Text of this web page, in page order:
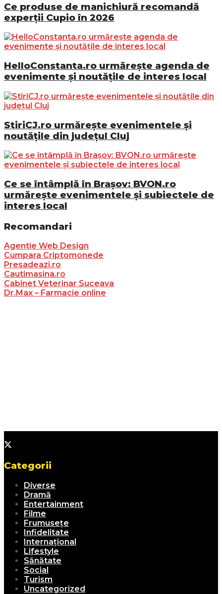
Ce produse de manichiură recomandă
experții Cupio în 2026
HelloConstanta.ro urmărește agenda de
evenimente și noutățile de interes local
StiriCJ.ro urmărește evenimentele și
noutățile din județul Cluj
Ce se întâmplă în Brașov: BVON.ro
urmărește evenimentele și subiectele de
interes local
Recomandari
Agentie Web Design
Cumpara Criptomonede
Presadeazi.ro
Cautimasina.ro
Cabinet Veterinar Suceava
Dr.Max – Farmacie online
Categorii
Diverse
Dramă
Entertainment
Filme
Frumusețe
Infidelitate
Internațional
Lifestyle
Sănătate
Social
Turism
Uncategorized